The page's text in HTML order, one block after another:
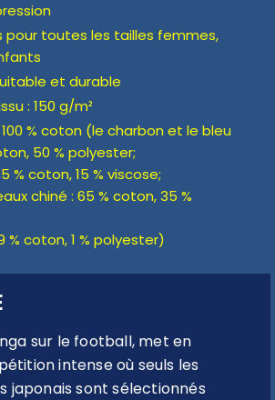
pour toutes les tailles femmes,
et durable
: 150 g/m²
% coton (le charbon et le bleu
50 % polyester;
% coton, 15 % viscose;
chiné : 65 % coton, 35 %
% coton, 1 % polyester)
sur le football, met en
intense où seuls les
japonais sont sélectionnés